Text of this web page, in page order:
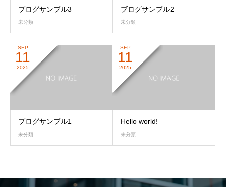
ブログサンプル3
未分類
ブログサンプル2
未分類
SEP
11
2025
ブログサンプル1
未分類
SEP
11
2025
Hello world!
未分類